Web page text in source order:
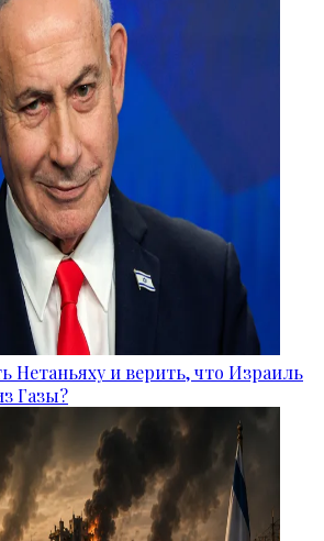
Нетаньяху и верить, что Израиль
Газы?